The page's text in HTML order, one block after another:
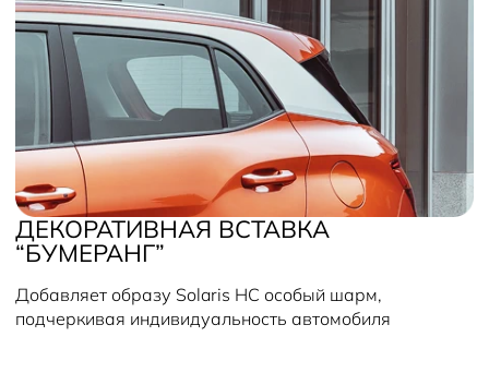
ДЕКОРАТИВНАЯ ВСТАВКА
“БУМЕРАНГ”
Добавляет образу Solaris HC особый шарм,
подчеркивая индивидуальность автомобиля